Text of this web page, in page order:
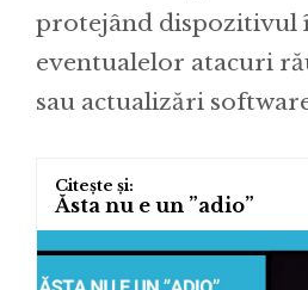
protejând dispozitivul
eventualelor atacuri
sau actualizări
Ăsta nu e un ”adio”